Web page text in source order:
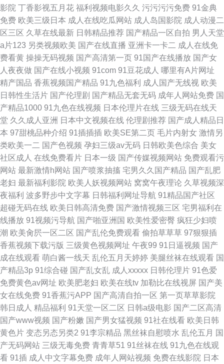
影院 丁香影视五月花 福利视频电影久久 污污污污免费 91金典
免费 欧美三级日本 成人在线吃瓜网站 成人岛国影院 成人动漫二
区三区 久草在线最新 日韩精品推荐 国产精品一区自拍 男人天堂
a片123 另类视频欧美 国产在线直播 亚洲卡一卡二 成人在线免
费看黄 操操无码视频 国产高清第一页 91国产在线播放 国产女
人夜夜做 国产在线小视频 91com 91豆花成人 哪里有A片网址
精产国品 香蕉视频国产精品 91九色福利 成人国产无线视 欧美
日韩性生活片 国产伦理剧 国产精品无套无码 成年人网站免费 国
产精品1000 91九色在线视频 日本伦理片在线 三级无码在线天
堂 久久成人亚洲 日本中文视频在线 伦理剧推荐 国产成人精品日
本 97甜桃品种介绍 91插插插 欧美SE第二页 毛片内射女 激情另
类欧美一二 国产色视频 孕妇三级av无码 日韩欧美色综合 美女
社区成人 在线免费看片 日本一级 国产传媒视频网站 免费观看污
网站 最新激情h网站 国产喷浆抽搐 宅男久久国产精品 国产乱肥
老妇 最新福利影院 欧美人妖视频网站 窝窝午夜理论 久草视频深
夜福利 波多野步中文字幕 日韩福利网址导航 91精品国产社区
超碰无码在线 欧美日韩高清免费 国产激情视频三区 宅男福利在
线播放 91视频污导航 国产啪亚洲国 欧美性爱密臀 疯狂少妇喷
潮 欧美肏屄一区二区 国产乱伦免费观看 偷拍草草草 97狠狠插
香蕉视频下载污版 三级黄色视频网址 午夜99 91日逼视频 国产
成在线观看 萌白酱一线天 乱伦五月天婷婷 美腿丝袜在线观看 国
产精品3p 91综合碰 国产乱女乱 成人xxxxx 日韩伦理片 91色爱
免费黄色av网址 欧美肥老妇 欧美在线tv 加勒比在线视屏 国产美
女在线免费 91香蕉污APP 国产高清自拍一区 第一页草草影院
韩日成人 精品福利 91天堂一区二区 日韩a级电影 国产二区高清
国产www视频 国产粉嫩 国产男女猛视频 91社在线看 欧美日韩
黄色片 变态另态另类2 91李宗精品 黑丝袜自慰喷水 乱伦五月 国
产无码网站 三级无毒免费 青青草51 91丝袜在线 91九色在线观
看 91插 成人中文字幕免费 成年人网站视频 免费在线影院 日本